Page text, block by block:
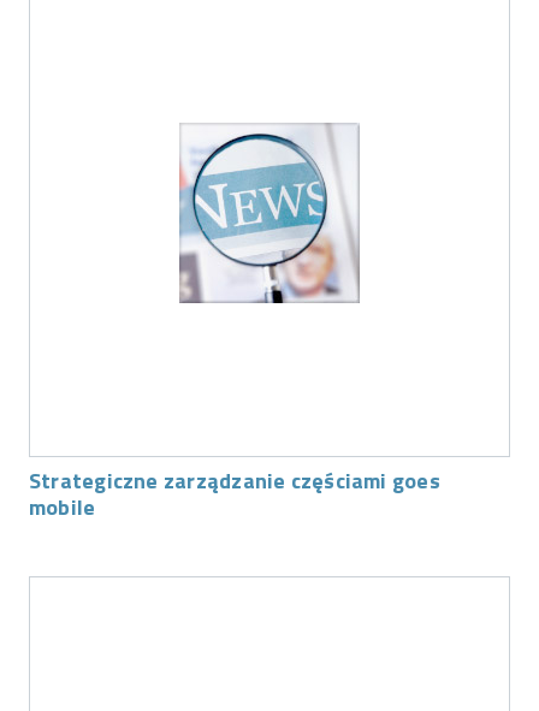
Strategiczne zarządzanie częściami goes
mobile